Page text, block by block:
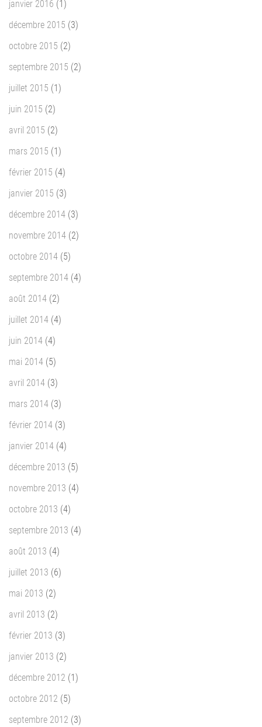
janvier 2016 (1)
décembre 2015 (3)
octobre 2015 (2)
septembre 2015 (2)
juillet 2015 (1)
juin 2015 (2)
avril 2015 (2)
mars 2015 (1)
février 2015 (4)
janvier 2015 (3)
décembre 2014 (3)
novembre 2014 (2)
octobre 2014 (5)
septembre 2014 (4)
août 2014 (2)
juillet 2014 (4)
juin 2014 (4)
mai 2014 (5)
avril 2014 (3)
mars 2014 (3)
février 2014 (3)
janvier 2014 (4)
décembre 2013 (5)
novembre 2013 (4)
octobre 2013 (4)
septembre 2013 (4)
août 2013 (4)
juillet 2013 (6)
mai 2013 (2)
avril 2013 (2)
février 2013 (3)
janvier 2013 (2)
décembre 2012 (1)
octobre 2012 (5)
septembre 2012 (3)